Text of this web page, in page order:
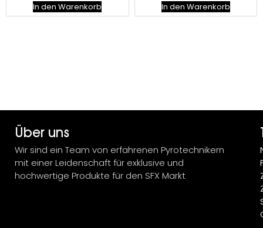
In den Warenkorb In den Warenkorb
Über uns
Wir sind ein Team von erfahrenen Pyrotechnikern
mit einer Leidenschaft für exklusive und
hochwertige Produkte für den SFX Markt